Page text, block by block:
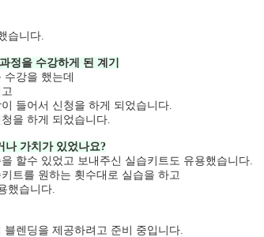
습니다.
정을 수강하게 된 계기
강을 했는데
들어서 신청을 하게 되었습니다.
을 하게 되었습니다.
나 가치가 있었나요?
할수 있었고 보내주신 실습키트도 유용했습니다.
트를 원하는 횟수대로 실습을 하고
했습니다.
렌딩을 제공하려고 준비 중입니다.